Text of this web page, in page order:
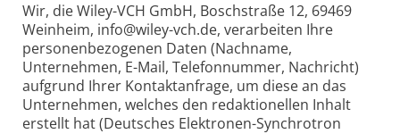
Wir, die Wiley-VCH GmbH, Boschstraße 12, 69469
Weinheim, info@wiley-vch.de, verarbeiten Ihre
personenbezogenen Daten (Nachname,
Unternehmen, E-Mail, Telefonnummer, Nachricht)
aufgrund Ihrer Kontaktanfrage, um diese an das
Unternehmen, welches den redaktionellen Inhalt
erstellt hat (Deutsches Elektronen-Synchrotron